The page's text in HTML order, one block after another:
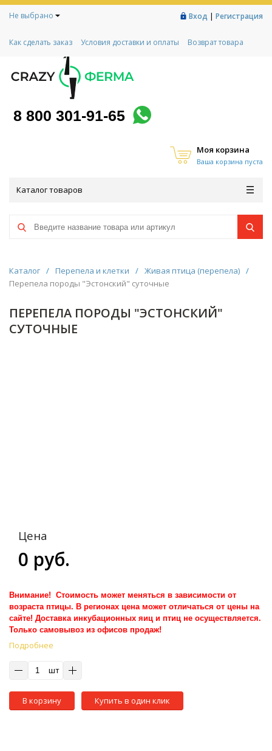
Не выбрано Вход | Регистрация
Как сделать заказ Условия доставки и оплаты
Возврат товара
Контакты
Социальный контракт
Любимая ферма
8 800 301-91-65
Моя корзина
Ваша корзина пуста
Каталог товаров
Каталог / Перепела и клетки / Живая птица (перепела) /
Перепела породы "Эстонский" суточные
ПЕРЕПЕЛА ПОРОДЫ "ЭСТОНСКИЙ"
СУТОЧНЫЕ
Цена
0 руб.
Внимание! Стоимость может меняться в зависимости от
возраста птицы. В регионах цена может отличаться от цены на
сайте! Доставка инкубационных яиц и птиц не осуществляется.
Только самовывоз из офисов продаж!
Подробнее
шт
В корзину Купить в один клик